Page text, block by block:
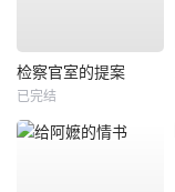
检察官室的提案
已完结